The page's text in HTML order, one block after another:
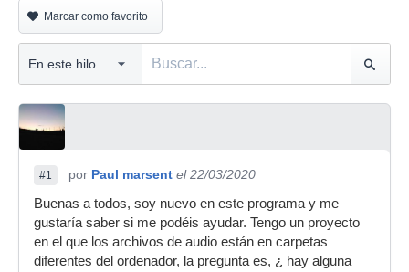
Marcar como favorito
#1 por Paul marsent el 22/03/2020
Buenas a todos, soy nuevo en este programa y me
gustaría saber si me podéis ayudar. Tengo un proyecto
en el que los archivos de audio están en carpetas
diferentes del ordenador, la pregunta es, ¿ hay alguna